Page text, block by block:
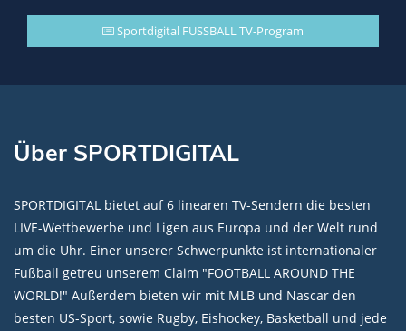
Sportdigital FUSSBALL TV-Program
Über SPORTDIGITAL
SPORTDIGITAL bietet auf 6 linearen TV-Sendern die besten
LIVE-Wettbewerbe und Ligen aus Europa und der Welt rund
um die Uhr. Einer unserer Schwerpunkte ist internationaler
Fußball getreu unserem Claim "FOOTBALL AROUND THE
WORLD!" Außerdem bieten wir mit MLB und Nascar den
besten US-Sport, sowie Rugby, Eishockey, Basketball und jede